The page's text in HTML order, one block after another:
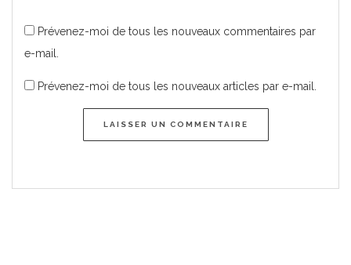
Prévenez-moi de tous les nouveaux commentaires par
e-mail.
Prévenez-moi de tous les nouveaux articles par e-mail.
LAISSER UN COMMENTAIRE